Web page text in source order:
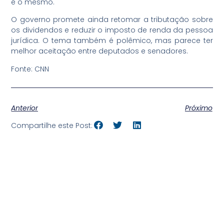
O governo promete ainda retomar a tributação sobre
os dividendos e reduzir o imposto de renda da pessoa
jurídica. O tema também é polêmico, mas parece ter
melhor aceitação entre deputados e senadores.
Fonte: CNN
Anterior
Próximo
Compartilhe este Post: